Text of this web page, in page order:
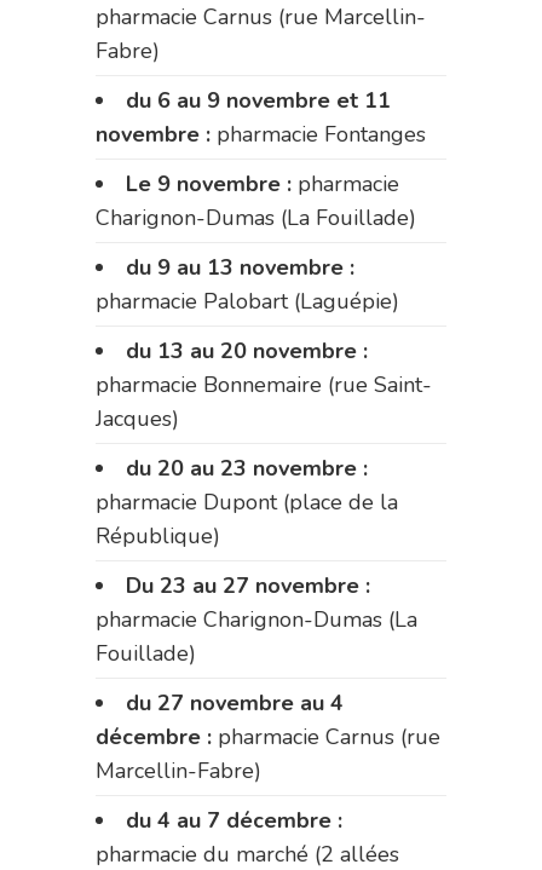
pharmacie Carnus (rue Marcellin-
Fabre)
du 6 au 9 novembre et 11
novembre : pharmacie Fontanges
Le 9 novembre : pharmacie
Charignon-Dumas (La Fouillade)
du 9 au 13 novembre :
pharmacie Palobart (Laguépie)
du 13 au 20 novembre :
pharmacie Bonnemaire (rue Saint-
Jacques)
du 20 au 23 novembre :
pharmacie Dupont (place de la
République)
Du 23 au 27 novembre :
pharmacie Charignon-Dumas (La
Fouillade)
du 27 novembre au 4
décembre : pharmacie Carnus (rue
Marcellin-Fabre)
du 4 au 7 décembre :
pharmacie du marché (2 allées